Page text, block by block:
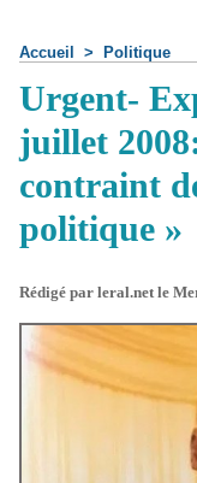
Accueil > Politique
Urgent-
juillet
contraint
politique »
Rédigé par leral.net le